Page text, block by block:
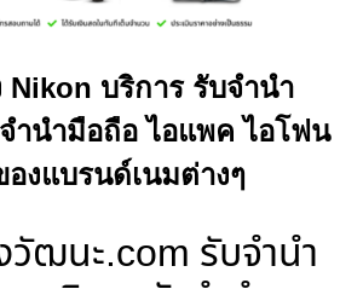
Nikon บริการ รับจำนำ
ำนำมือถือ ไอแพค ไอโฟน
งแบรนด์เนมต่างๆ
วัฒนะ.com รับจำนำ